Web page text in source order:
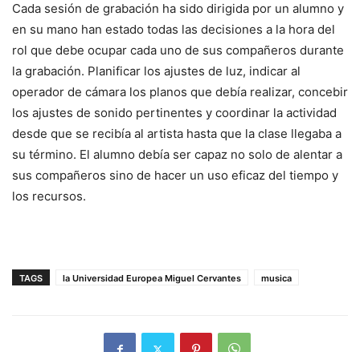
Cada sesión de grabación ha sido dirigida por un alumno y
en su mano han estado todas las decisiones a la hora del
rol que debe ocupar cada uno de sus compañeros durante
la grabación. Planificar los ajustes de luz, indicar al
operador de cámara los planos que debía realizar, concebir
los ajustes de sonido pertinentes y coordinar la actividad
desde que se recibía al artista hasta que la clase llegaba a
su término. El alumno debía ser capaz no solo de alentar a
sus compañeros sino de hacer un uso eficaz del tiempo y
los recursos.
TAGS la Universidad Europea Miguel Cervantes musica